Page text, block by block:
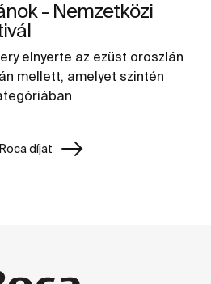
- Nemzetközi
elnyerte az ezüst oroszlán
mellett, amelyet szintén
díjat